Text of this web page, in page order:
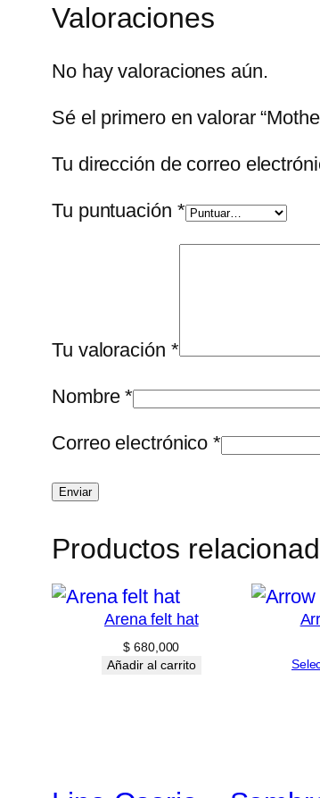
Valoraciones
No hay valoraciones aún.
Sé el primero en valorar
Tu dirección de correo
Tu puntuación *
Tu valoración *
Nombre*
Correo electrónico*
Productos
Arena felt hat
$ 680,000
Añadir al carrito